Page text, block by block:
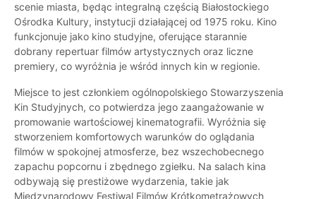
scenie miasta, będąc integralną częścią Białostockiego
Ośrodka Kultury, instytucji działającej od 1975 roku. Kino
funkcjonuje jako kino studyjne, oferujące starannie
dobrany repertuar filmów artystycznych oraz liczne
premiery, co wyróżnia je wśród innych kin w regionie.
Miejsce to jest członkiem ogólnopolskiego Stowarzyszenia
Kin Studyjnych, co potwierdza jego zaangażowanie w
promowanie wartościowej kinematografii. Wyróżnia się
stworzeniem komfortowych warunków do oglądania
filmów w spokojnej atmosferze, bez wszechobecnego
zapachu popcornu i zbędnego zgiełku. Na salach kina
odbywają się prestiżowe wydarzenia, takie jak
Międzynarodowy Festiwal Filmów Krótkometrażowych